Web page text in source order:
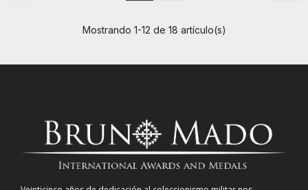
Mostrando 1-12 de 18 artículo(s)